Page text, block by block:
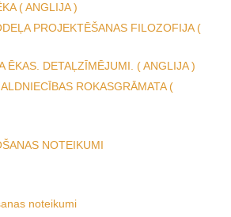
( ANGLIJA )
PROJEKTĒŠANAS FILOZOFIJA (
ĒKAS. DETAĻZĪMĒJUMI. ( ANGLIJA )
ROKASGRĀMATA (
NOTEIKUMI
noteikumi